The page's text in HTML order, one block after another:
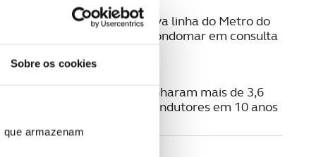
Sobre os cookies
armazenam
06 AGOSTO 2026
Estudo da nova linha do Metro do
Porto para Gondomar em consulta
Radares apanharam mais de 3,6
milhões de condutores em 10 anos